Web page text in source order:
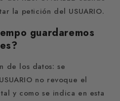
la petición del USUARIO.
guardaremos
de los datos: se
no revoque el
y como se indica en esta